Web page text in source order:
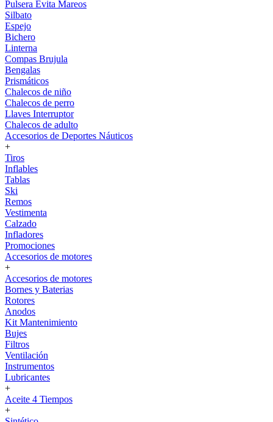
Pulsera Evita Mareos
Silbato
Espejo
Bichero
Linterna
Compas Brujula
Bengalas
Prismáticos
Chalecos de niño
Chalecos de perro
Llaves Interruptor
Chalecos de adulto
Accesorios de Deportes Náuticos
+
Tiros
Inflables
Tablas
Ski
Remos
Vestimenta
Calzado
Infladores
Promociones
Accesorios de motores
+
Accesorios de motores
Bornes y Baterias
Rotores
Anodos
Kit Mantenimiento
Bujes
Filtros
Ventilación
Instrumentos
Lubricantes
+
Aceite 4 Tiempos
+